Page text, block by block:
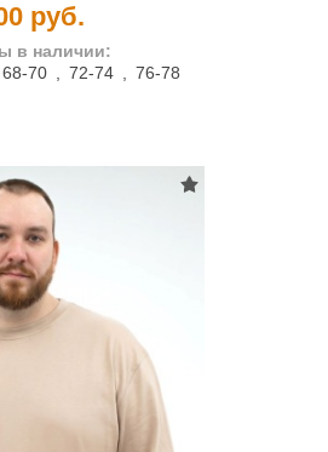
руб.
в наличии:
68-70 , 72-74 , 76-78